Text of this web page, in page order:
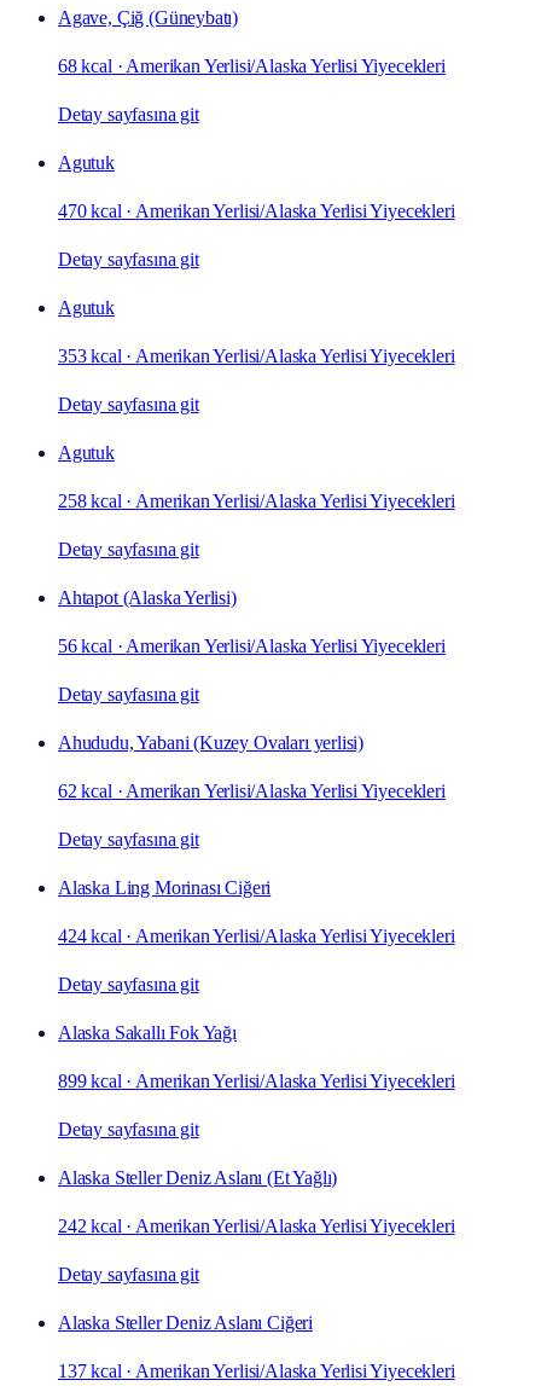
Agave, Çiğ (Güneybatı)
68 kcal · Amerikan Yerlisi/Alaska Yerlisi Yiyecekleri
Detay sayfasına git
Agutuk
470 kcal · Amerikan Yerlisi/Alaska Yerlisi Yiyecekleri
Detay sayfasına git
Agutuk
353 kcal · Amerikan Yerlisi/Alaska Yerlisi Yiyecekleri
Detay sayfasına git
Agutuk
258 kcal · Amerikan Yerlisi/Alaska Yerlisi Yiyecekleri
Detay sayfasına git
Ahtapot (Alaska Yerlisi)
56 kcal · Amerikan Yerlisi/Alaska Yerlisi Yiyecekleri
Detay sayfasına git
Ahududu, Yabani (Kuzey Ovaları yerlisi)
62 kcal · Amerikan Yerlisi/Alaska Yerlisi Yiyecekleri
Detay sayfasına git
Alaska Ling Morinası Ciğeri
424 kcal · Amerikan Yerlisi/Alaska Yerlisi Yiyecekleri
Detay sayfasına git
Alaska Sakallı Fok Yağı
899 kcal · Amerikan Yerlisi/Alaska Yerlisi Yiyecekleri
Detay sayfasına git
Alaska Steller Deniz Aslanı (Et Yağlı)
242 kcal · Amerikan Yerlisi/Alaska Yerlisi Yiyecekleri
Detay sayfasına git
Alaska Steller Deniz Aslanı Ciğeri
137 kcal · Amerikan Yerlisi/Alaska Yerlisi Yiyecekleri